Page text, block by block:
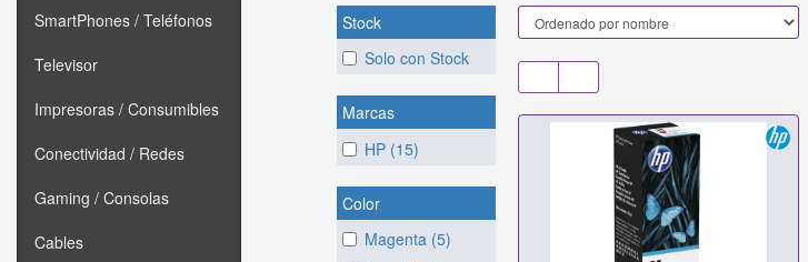
SmartPhones / Teléfonos
Televisor
Impresoras / Consumibles
Conectividad / Redes
Gaming / Consolas
Cables
Stock
Solo con Stock
Marcas
HP (15)
Color
Magenta (5)